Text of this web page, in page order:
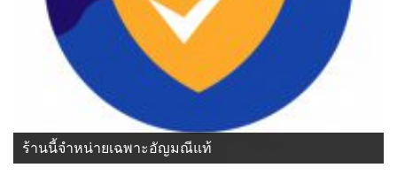
ร้านนี้จำหน่ายเฉพาะอัญมณีแท้